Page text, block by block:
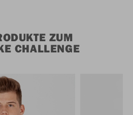
ZUM
CHALLENGE